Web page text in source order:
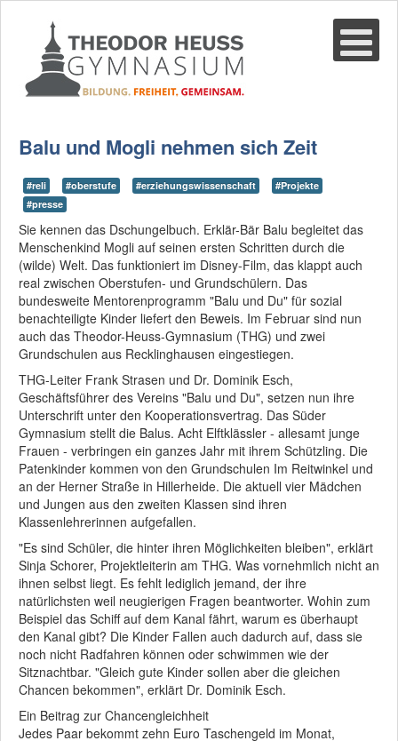
Balu und Mogli nehmen sich Zeit
#reli #oberstufe #erziehungswissenschaft
#Projekte
#presse
Sie kennen das Dschungelbuch. Erklär-Bär Balu begleitet das
Menschenkind Mogli auf seinen ersten Schritten durch die
(wilde) Welt. Das funktioniert im Disney-Film, das klappt auch
real zwischen Oberstufen- und Grundschülern. Das
bundesweite Mentorenprogramm "Balu und Du" für sozial
benachteiligte Kinder liefert den Beweis. Im Februar sind nun
auch das Theodor-Heuss-Gymnasium (THG) und zwei
Grundschulen aus Recklinghausen eingestiegen.
THG-Leiter Frank Strasen und Dr. Dominik Esch,
Geschäftsführer des Vereins "Balu und Du", setzen nun ihre
Unterschrift unter den Kooperationsvertrag. Das Süder
Gymnasium stellt die Balus. Acht Elftklässler - allesamt junge
Frauen - verbringen ein ganzes Jahr mit ihrem Schützling. Die
Patenkinder kommen von den Grundschulen Im Reitwinkel und
an der Herner Straße in Hillerheide. Die aktuell vier Mädchen
und Jungen aus den zweiten Klassen sind ihren
Klassenlehrerinnen aufgefallen.
"Es sind Schüler, die hinter ihren Möglichkeiten bleiben", erklärt
Sinja Schorer, Projektleiterin am THG. Was vornehmlich nicht an
ihnen selbst liegt. Es fehlt lediglich jemand, der ihre
natürlichsten weil neugierigen Fragen beantworter. Wohin zum
Beispiel das Schiff auf dem Kanal fährt, warum es überhaupt
den Kanal gibt? Die Kinder Fallen auch dadurch auf, dass sie
noch nicht Radfahren können oder schwimmen wie der
Sitznachtbar. "Gleich gute Kinder sollen aber die gleichen
Chancen bekommen", erklärt Dr. Dominik Esch.
Ein Beitrag zur Chancengleichheit
Jedes Paar bekommt zehn Euro Taschengeld im Monat,